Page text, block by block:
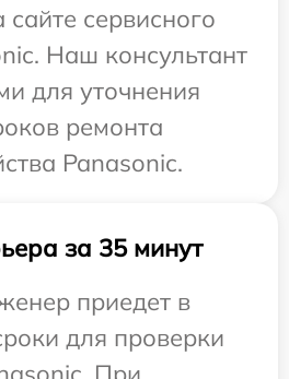
сервисного
Наш консультант
для уточнения
ремонта
Panasonic.
за 35 минут
приедет в
для проверки